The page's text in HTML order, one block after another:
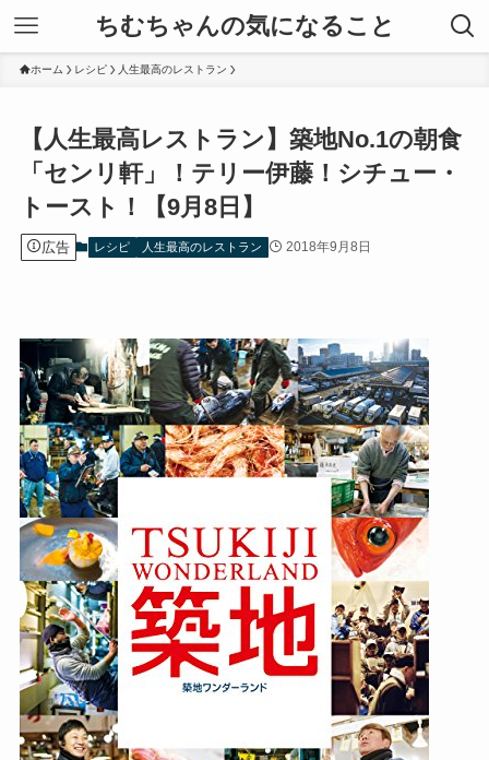
ちむちゃんの気になること
ホーム レシピ 人生最高のレストラン
【人生最高レストラン】築地No.1の朝食
「センリ軒」！テリー伊藤！シチュー・
トースト！【9月8日】
広告 レシピ 人生最高のレストラン 2018年9月8日